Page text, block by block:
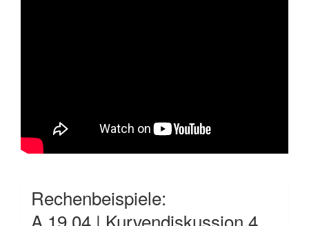
Rechenbeispiele:
A.19.04 | Kurvendiskussion 4.